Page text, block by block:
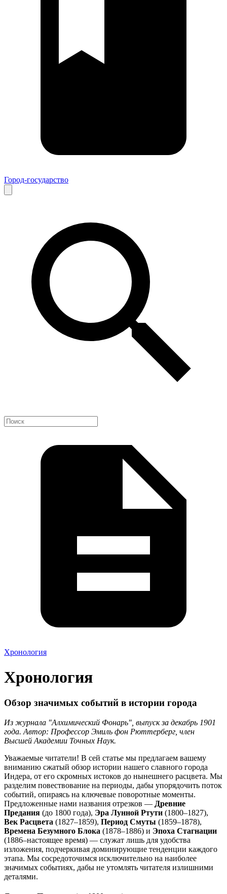
Город-государство
Хронология
Хронология
Обзор значимых событий в истории города
Из журнала "Алхимический Фонарь", выпуск за декабрь 1901
года. Автор: Профессор Эмиль фон Рюттерберг, член
Высшей Академии Точных Наук.
Уважаемые читатели! В сей статье мы предлагаем вашему
вниманию сжатый обзор истории нашего славного города
Индера, от его скромных истоков до нынешнего расцвета. Мы
разделим повествование на периоды, дабы упорядочить поток
событий, опираясь на ключевые поворотные моменты.
Предложенные нами названия отрезков — Древние
Предания (до 1800 года), Эра Лунной Ртути (1800–1827),
Век Расцвета (1827–1859), Период Смуты (1859–1878),
Времена Безумного Блока (1878–1886) и Эпоха Стагнации
(1886–настоящее время) — служат лишь для удобства
изложения, подчеркивая доминирующие тенденции каждого
этапа. Мы сосредоточимся исключительно на наиболее
значимых событиях, дабы не утомлять читателя излишними
деталями.